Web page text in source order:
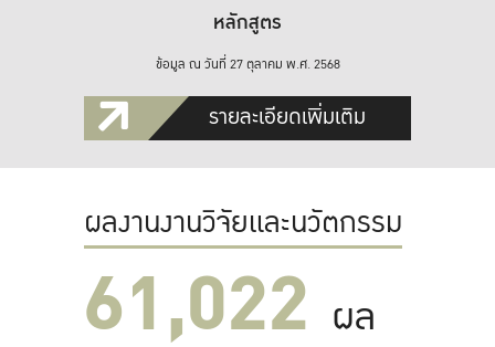
หลักสูตร
ข้อมูล ณ วันที่ 27 ตุลาคม พ.ศ. 2568
รายละเอียดเพิ่มเติม
ผลงานงานวิจัยและนวัตกรรม
61,022 ผล